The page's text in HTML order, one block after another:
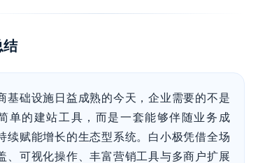
结
基础设施日益成熟的今天，企业需要的不是
单的建站工具，而是一套能够伴随业务成
续赋能增长的生态型系统。白小极凭借全场
、可视化操作、丰富营销工具与多商户扩展